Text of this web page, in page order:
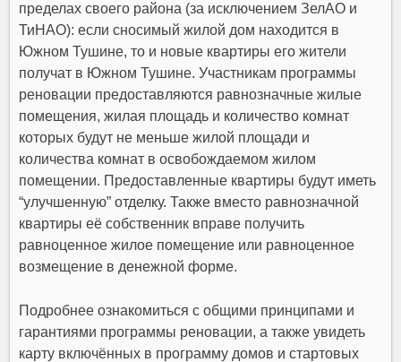
пределах своего района (за исключением ЗелАО и
ТиНАО): если сносимый жилой дом находится в
Южном Тушине, то и новые квартиры его жители
получат в Южном Тушине. Участникам программы
реновации предоставляются равнозначные жилые
помещения, жилая площадь и количество комнат
которых будут не меньше жилой площади и
количества комнат в освобождаемом жилом
помещении. Предоставленные квартиры будут иметь
“улучшенную” отделку. Также вместо равнозначной
квартиры её собственник вправе получить
равноценное жилое помещение или равноценное
возмещение в денежной форме.
Подробнее ознакомиться с общими принципами и
гарантиями программы реновации, а также увидеть
карту включённых в программу домов и стартовых